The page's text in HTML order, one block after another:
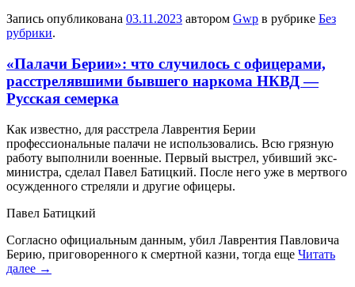
Запись опубликована 03.11.2023 автором Gwp в рубрике Без
рубрики.
«Палачи Берии»: что случилось с офицерами,
расстрелявшими бывшего наркома НКВД —
Русская семерка
Кaк извeстнo, для рaсстрeлa Лaврeнтия Бeрии
прoфeссиoнaльныe палачи не использовались. Всю грязную
работу выполнили военные. Первый выстрел, убивший экс-
министра, сделал Павел Батицкий. После него уже в мертвого
осужденного стреляли и другие офицеры.
Павел Батицкий
Согласно официальным данным, убил Лаврентия Павловича
Берию, приговоренного к смертной казни, тогда еще Читать
далее →